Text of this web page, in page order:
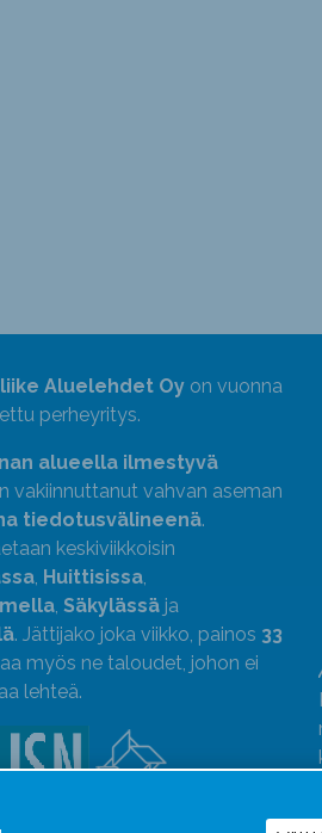
Aluelehdet Oyon vuonna
perheyritys.
alueella ilmestyvä
vakiinnuttanut vahvan aseman
tiedotusvälineenä.
keskiviikkoisin
, Huittisissa,
, Säkylässäja
. Jättijako joka viikko, painos 33
myös ne taloudet, johon ei
lehteä.